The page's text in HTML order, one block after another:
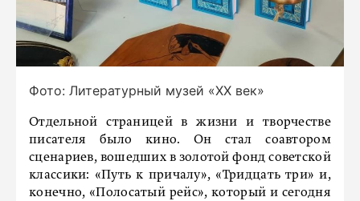
Фото: Литературный музей «ХХ век»
Отдельной страницей в жизни и творчестве
писателя было кино. Он стал соавтором
сценариев, вошедших в золотой фонд советской
классики: «Путь к причалу», «Тридцать три» и,
конечно, «Полосатый рейс», который и сегодня